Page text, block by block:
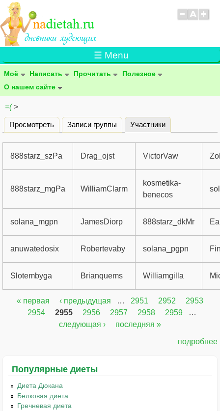
☰ Menu
Моё Написать Прочитать
Полезное
О нашем сайте
=(>
Главные вкладки
Просмотреть Записи группы Участники
888starz_szPa Drag_ojst VictorVaw
888starz_mgPa WilliamClarm
kosmetika-
benecos
solana_mgpn JamesDiorp 888starz_dkMr
anuwatedosix Robertevaby solana_pgpn
Slotembyga Brianquems Williamgilla
Страницы
« первая ‹ предыдущая … 2951 2952
2953
2954
2955 2956 2957 2958 2959
…
следующая ›
последняя »
подробнее
Популярные диеты
Диета Дюкана
Белковая диета
Гречневая диета